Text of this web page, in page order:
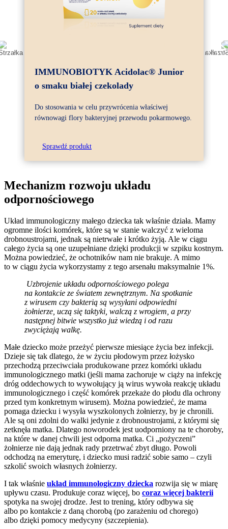
IMMUNOBIOTYK Acidolac® Junior
o smaku białej czekolady
Do stosowania w celu przywrócenia właściwej
równowagi flory bakteryjnej przewodu pokarmowego.
Sprawdź produkt
Mechanizm rozwoju układu
odpornościowego
Układ immunologiczny małego dziecka tak właśnie działa. Mamy
ogromne ilości komórek, które są w stanie walczyć z wieloma
drobnoustrojami, jednak są nietrwałe i krótko żyją. Ale w ciągu
całego życia są one uzupełniane dzięki produkcji w szpiku kostnym.
Można powiedzieć, że ochotników nam nie brakuje. A mimo
to w ciągu życia wykorzystamy z tego arsenału maksymalnie 1%.
Uzbrojenie układu odpornościowego polega
na kontakcie ze światem zewnętrznym. Na spotkanie
z wirusem czy bakterią są wysyłani odpowiedni
żołnierze, uczą się taktyki, walczą z wrogiem, a przy
następnej bitwie wszystko już wiedzą i od razu
zwyciężają walkę.
Małe dziecko może przeżyć pierwsze miesiące życia bez infekcji.
Dzieje się tak dlatego, że w życiu płodowym przez łożysko
przechodzą przeciwciała produkowane przez komórki układu
immunologicznego matki (jeśli mama zachoruje w ciąży na infekcję
dróg oddechowych to wywołujący ją wirus wywoła reakcję układu
immunologicznego i część komórek przekaże do płodu dla ochrony
przed tym konkretnym wirusem). Można powiedzieć, że mama
pomaga dziecku i wysyła wyszkolonych żołnierzy, by je chronili.
Ale są oni zdolni do walki jedynie z drobnoustrojami, z którymi się
zetknęła matka. Dlatego noworodek jest uodporniony na te choroby,
na które w danej chwili jest odporna matka. Ci „pożyczeni”
żołnierze nie dają jednak rady przetrwać zbyt długo. Powoli
odchodzą na emeryturę, i dziecko musi radzić sobie samo – czyli
szkolić swoich własnych żołnierzy.
I tak właśnie układ immunologiczny dziecka rozwija się w miarę
upływu czasu. Produkuje coraz więcej, bo coraz więcej bakterii
spotyka na swojej drodze. Jest to trening, który odbywa się
albo po kontakcie z daną chorobą (po zarażeniu od chorego)
albo dzięki pomocy medycyny (szczepienia).